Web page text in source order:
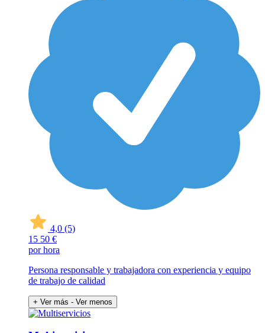
4,0 (5)
15 50 €
por hora
Persona responsable y trabajadora con experiencia y equipo
de trabajo de calidad
+ Ver más - Ver menos